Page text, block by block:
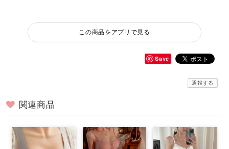
この商品をアプリで見る
Save
通報する
関連商品